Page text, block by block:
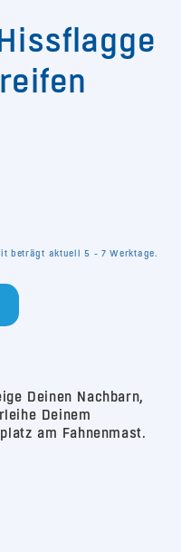
beträgt aktuell 5 - 7 Werktage.
Deinen Nachbarn,
Deinem
am Fahnenmast.